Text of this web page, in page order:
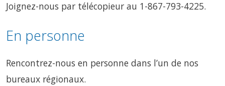
Joignez-nous par télécopieur au 1-867-793-4225.
En personne
Rencontrez-nous en personne dans l’un de nos
bureaux régionaux.